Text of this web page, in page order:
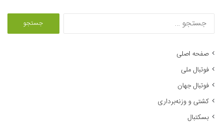
ج
صفحه اصلی
فوتبال ملی
فوتبال جهان
کشتی و وزنه‌برداری
بسکتبال